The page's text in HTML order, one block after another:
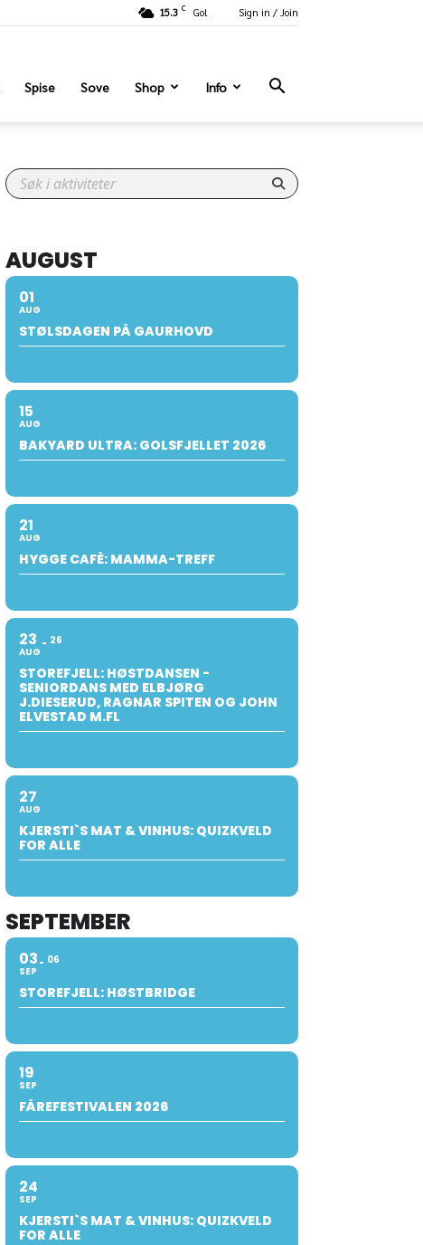
15.3 C Gol Sign in / Join
Spise Sove Shop Info
AUGUST
01
AUG
STØLSDAGEN PÅ GAURHOVD
15
AUG
BAKYARD ULTRA: GOLSFJELLET 2026
21
AUG
HYGGE CAFÈ: MAMMA-TREFF
23
AUG
26
STOREFJELL: HØSTDANSEN -
SENIORDANS MED ELBJØRG
J.DIESERUD, RAGNAR SPITEN OG JOHN
ELVESTAD M.FL
27
AUG
KJERSTI`S MAT & VINHUS: QUIZKVELD
FOR ALLE
SEPTEMBER
03
SEP
06
STOREFJELL: HØSTBRIDGE
19
SEP
FÅREFESTIVALEN 2026
24
SEP
KJERSTI`S MAT & VINHUS: QUIZKVELD
FOR ALLE